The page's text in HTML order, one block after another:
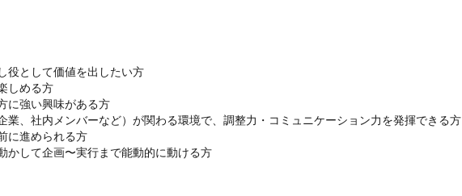
役として価値を出したい方
しめる方
に強い興味がある方
業、社内メンバーなど）が関わる環境で、調整力・コミュニケーション力を発揮できる方
に進められる方
かして企画〜実行まで能動的に動ける方